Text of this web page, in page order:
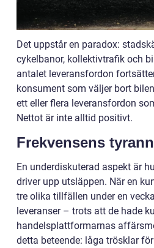
Det uppstår en paradox:
cykelbanor, kollektivtrafik och
antalet leveransfordon
konsument som väljer bort
ett eller flera leveransfordon
Nettot är inte alltid positivt.
Frekvensens
En underdiskuterad aspekt är
driver upp utsläppen. När en
tre olika tillfällen under en
leveranser – trots att de hade
handelsplattformarnas
detta beteende: låga trösklar